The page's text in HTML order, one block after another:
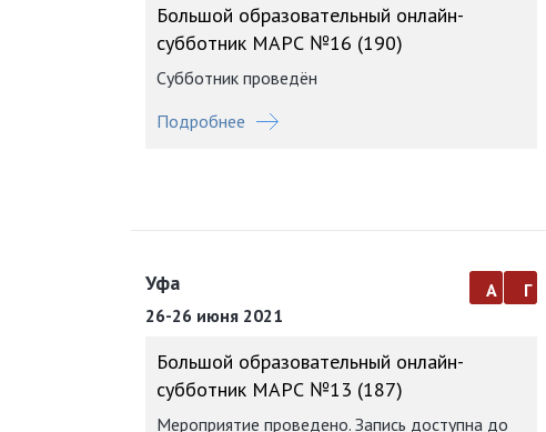
Большой образовательный онлайн-
субботник МАРС №16 (190)
Субботник проведён
Подробнее
Уфа
26-26 июня 2021
а г
Большой образовательный онлайн-
субботник МАРС №13 (187)
Мероприятие проведено. Запись доступна до